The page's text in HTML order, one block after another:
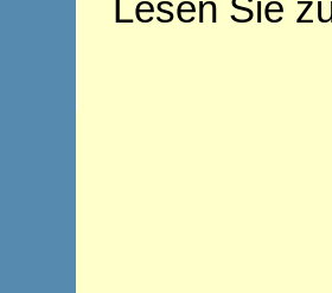
Lesen Sie